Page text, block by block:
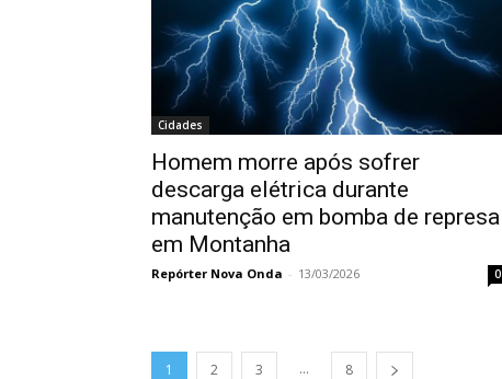
Cidades
Homem morre após sofrer
descarga elétrica durante
manutenção em bomba de represa
em Montanha
Repórter Nova Onda - 13/03/2026 0
1 2 3 ... 8